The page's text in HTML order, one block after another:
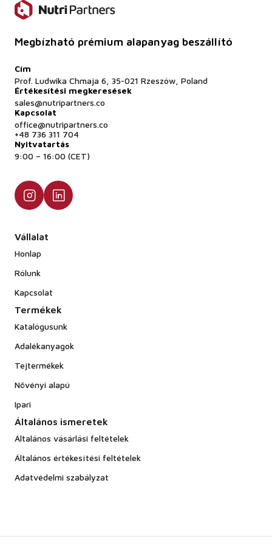
Megbízható prémium alapanyag beszállító
Cím
Prof. Ludwika Chmaja 6, 35-021 Rzeszów, Poland
Értékesítési megkeresések
sales@nutripartners.co
Kapcsolat
office@nutripartners.co
+48 736 311 704
Nyitvatartás
9:00 – 16:00 (CET)
Vállalat
Honlap
Rólunk
Kapcsolat
Termékek
Katalógusunk
Adalékanyagok
Tejtermékek
Növényi alapú
Ipari
Általános ismeretek
Általános vásárlási feltételek
Általános értékesítési feltételek
Adatvédelmi szabályzat